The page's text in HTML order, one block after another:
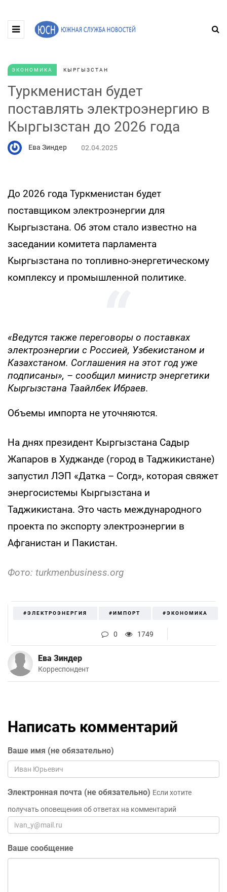
ЭКОНОМИКА КЫРГЫЗСТАН
Туркменистан будет
поставлять электроэнергию в
Кыргызстан до 2026 года
Ева Зиндер 02.04.2025
До 2026 года Туркменистан будет
поставщиком электроэнергии для
Кыргызстана. Об этом стало известно на
заседании комитета парламента
Кыргызстана по топливно-энергетическому
комплексу и промышленной политике.
«Ведутся также переговоры о поставках
электроэнергии с Россией, Узбекистаном и
Казахстаном. Соглашения на этот год уже
подписаны», – сообщил министр энергетики
Кыргызстана Таайлбек Ибраев.
Объемы импорта не уточняются.
На днях президент Кыргызстана Садыр
Жапаров в Худжанде (город в Таджикистане)
запустил ЛЭП «Датка – Согд», которая свяжет
энергосистемы Кыргызстана и
Таджикистана. Это часть международного
проекта по экспорту электроэнергии в
Афганистан и Пакистан.
Фото: turkmenbusiness.org
#ЭЛЕКТРОЭНЕРГИЯ #ИМПОРТ #ЭКОНОМИКА
0 1749
Ева Зиндер
Корреспондент
Написать комментарий
Ваше имя (не обязательно)
Электронная почта (не обязательно) Если хотите
получать оповещения об ответах на комментарий
Ваше сообщение